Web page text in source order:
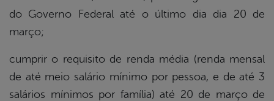
do Governo Federal até o último dia dia 20 de
março;
cumprir o requisito de renda média (renda mensal
de até meio salário mínimo por pessoa, e de até 3
salários mínimos por família) até 20 de março de